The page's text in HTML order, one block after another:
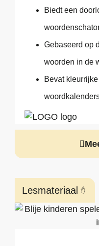
Biedt een
Gebaseerd op
woorden in de
Bevat
Lesmateriaal